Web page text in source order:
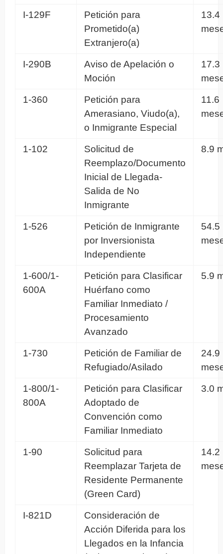
I-129F
Petición para
Prometido(a)
Extranjero(a)
13.4
I-290B
Aviso de Apelación o
Moción
17.3
1-360
Petición para
Amerasiano, Viudo(a),
o Inmigrante Especial
11.6
1-102
Solicitud de
Reemplazo/Documento
Inicial de Llegada-
Salida de No
Inmigrante
8.9
1-526
Petición de Inmigrante
por Inversionista
Independiente
54.5
1-600/1-
600A
Petición para Clasificar
Huérfano como
Familiar Inmediato /
Procesamiento
Avanzado
5.9
1-730
Petición de Familiar de
Refugiado/Asilado
24.9
1-800/1-
800A
Petición para Clasificar
Adoptado de
Convención como
Familiar Inmediato
3.0
1-90
Solicitud para
Reemplazar Tarjeta de
Residente Permanente
(Green Card)
14.2
I-821D
Consideración de
Acción Diferida para los
Llegados en la Infancia